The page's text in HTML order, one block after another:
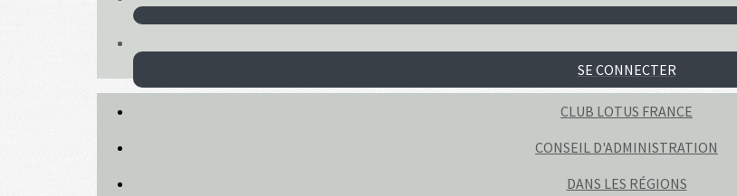
SE CONNECTER
CLUB LOTUS FRANCE
CONSEIL D'ADMINISTRATION
DANS LES RÉGIONS